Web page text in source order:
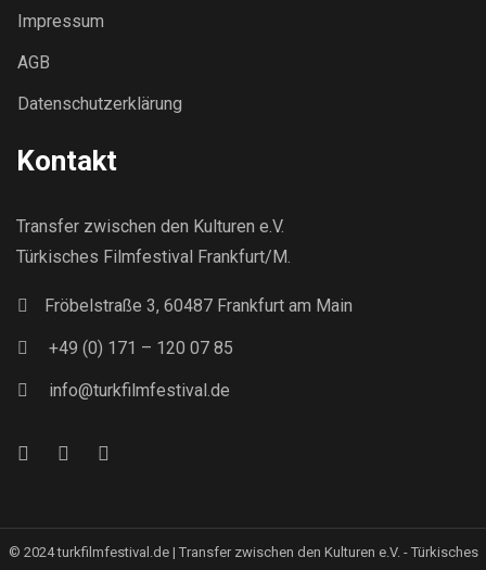
Impressum
AGB
Datenschutzerklärung
Kontakt
Transfer zwischen den Kulturen e.V.
Türkisches Filmfestival Frankfurt/M.
Fröbelstraße 3, 60487 Frankfurt am Main
+49 (0) 171 – 120 07 85
info@turkfilmfestival.de
© 2024 turkfilmfestival.de | Transfer zwischen den Kulturen e.V. - Türkisches